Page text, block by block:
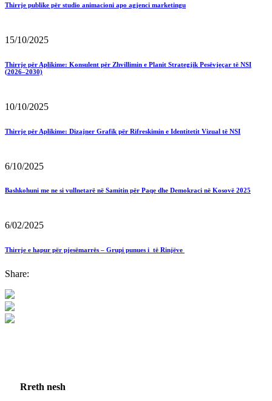
Thirrje publike për studio animacioni apo agjenci marketingu
15/10/2025
Thirrje për Aplikime: Konsulent për Zhvillimin e Planit Strategjik Pesëvjeçar të NSI
(2026–2030)
10/10/2025
Thirrje për Aplikime: Dizajner Grafik për Rifreskimin e Identitetit Vizual të NSI
6/10/2025
Bashkohuni me ne si vullnetarë në Samitin për Paqe dhe Demokraci në Kosovë 2025
6/02/2025
Thirrje e hapur për pjesëmarrës – Grupi punues i të Rinjëve
Share:
Rreth nesh